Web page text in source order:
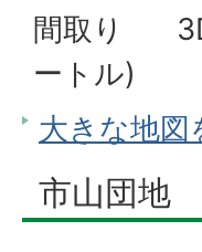
間取り
ートル)
大きな地
市山団地